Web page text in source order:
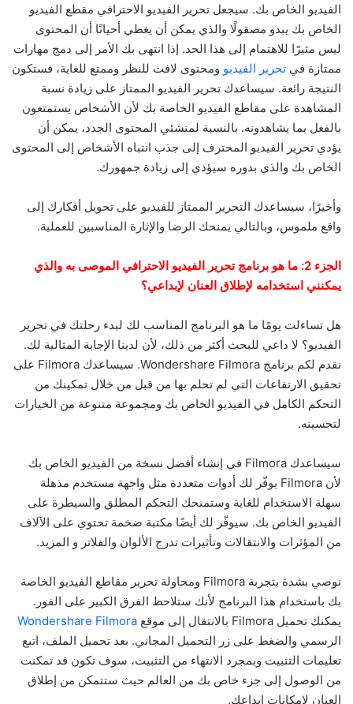
الفيديو الخاص بك. سيجعل تحرير الفيديو الاحترافي مقطع الفيديو
الخاص بك يبدو مصقولًا والذي يمكن أن يغطي أحيانًا أن المحتوى
ليس مثيرًا للاهتمام إلى هذا الحد. إذا انتهى بك الأمر إلى دمج مهارات
ممتازة في تحرير الفيديو ومحتوى لافت للنظر وممتع للغاية، فستكون
النتيجة رائعة. سيساعدك تحرير الفيديو الممتاز على زيادة نسبة
المشاهدة على مقاطع الفيديو الخاصة بك لأن الأشخاص يستمتعون
بالفعل بما يشاهدونه. بالنسبة لمنشئي المحتوى الجدد، يمكن أن
يؤدي تحرير الفيديو المحترف إلى جذب انتباه الأشخاص إلى المحتوى
الخاص بك والذي بدوره سيؤدي إلى زيادة جمهورك.
وأخيرًا، سيساعدك التحرير الممتاز للفيديو على تحويل أفكارك إلى
واقع ملموس، وبالتالي يمنحك الرضا والإثارة المناسبين للعملية.
الجزء 2: ما هو برنامج تحرير الفيديو الاحترافي الموصى به والذي
يمكنني استخدامه لإطلاق العنان لإبداعي؟
هل تساءلت يومًا ما هو البرنامج المناسب لك لبدء رحلتك في تحرير
الفيديو؟ لا داعي للبحث أكثر من ذلك، لأن لدينا الإجابة المثالية لك.
نقدم لكم برنامج Wondershare Filmora. سيساعدك Filmora على
تحقيق الارتفاعات التي لم تحلم بها من قبل من خلال تمكينك من
التحكم الكامل في الفيديو الخاص بك ومجموعة متنوعة من الخيارات
لتحسينه.
سيساعدك Filmora في إنشاء أفضل نسخة من الفيديو الخاص بك
لأن Filmora يوفّر لك أدوات متعددة مثل واجهة مستخدم مذهلة
سهلة الاستخدام للغاية وستمنحك التحكم المطلق والسيطرة على
الفيديو الخاص بك. سيوفّر لك أيضًا مكتبة ضخمة تحتوي على الآلاف
من المؤثرات والانتقالات وتأثيرات تدرج الألوان والفلاتر و المزيد.
نوصي بشدة بتجربة Filmora ومحاولة تحرير مقاطع الفيديو الخاصة
بك باستخدام هذا البرنامج لأنك ستلاحظ الفرق الكبير على الفور.
يمكنك تحميل Filmora بالانتقال إلى موقع
الرسمي والضغط على زر التحميل المجاني. بعد تحميل الملف، اتبع
تعليمات التثبيت وبمجرد الانتهاء من التثبيت، سوف تكون قد تمكنت
من الوصول إلى جزء خاص بك من العالم حيث ستتمكن من إطلاق
العنان لإمكانات إبداعك.